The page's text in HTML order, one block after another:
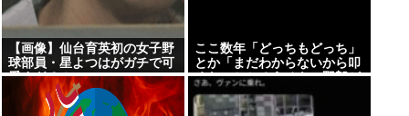
【画像】仙台育英初の女子野
球部員・星よつはがガチで可
愛すぎる！
ここ数年「どっちもどっち」
とか「まだわからないから叩
くな」とかゆうチキン野郎が
増えたけどどっから来たの？
(´・ω・`)